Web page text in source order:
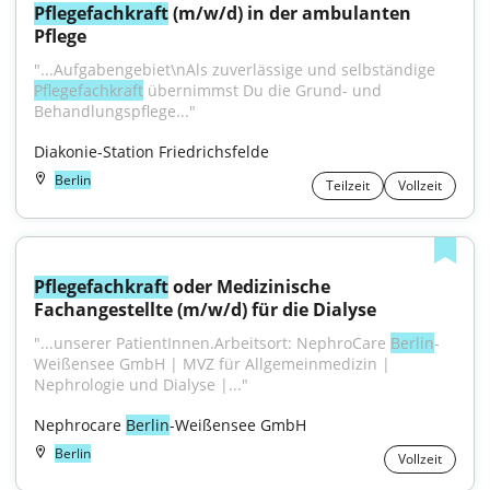
Pflegefachkraft (m/w/d) in der ambulanten
Pflege
Pflegefachkraft übernimmst Du die Grund- und
Behandlungspflege..."
Diakonie-Station Friedrichsfelde
Berlin Teilzeit Vollzeit
Pflegefachkraft oder Medizinische
Fachangestellte (m/w/d) für die Dialyse
"...unserer PatientInnen.Arbeitsort: NephroCare Berlin-
Weißensee GmbH | MVZ für Allgemeinmedizin |
Nephrologie und Dialyse |..."
Nephrocare Berlin-Weißensee GmbH
Berlin Vollzeit